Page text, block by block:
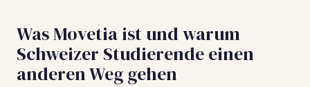
Was Movetia ist und warum
Schweizer Studierende einen
anderen Weg gehen